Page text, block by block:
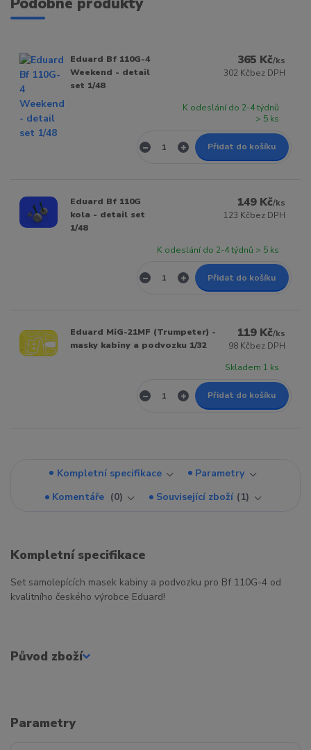
Eduard Bf 110G-4
Weekend - detail
set 1/48
365 Kč/ks
302 Kčbez DPH
K odeslání do 2-4 týdnů
> 5 ks
Přidat do košíku
Eduard Bf 110G
kola - detail set
1/48
149 Kč/ks
123 Kčbez DPH
K odeslání do 2-4 týdnů > 5 ks
Přidat do košíku
Eduard MiG-21MF (Trumpeter) -
masky kabiny a podvozku 1/32
119 Kč/ks
98 Kčbez DPH
Skladem 1 ks
Přidat do košíku
Kompletní specifikace
Parametry
Komentáře
0 Související zboží 1
Kompletní specifikace
Set samolepících masek kabiny a podvozku pro Bf 110G-4 od
kvalitního českého výrobce Eduard!
Původ zboží
Parametry